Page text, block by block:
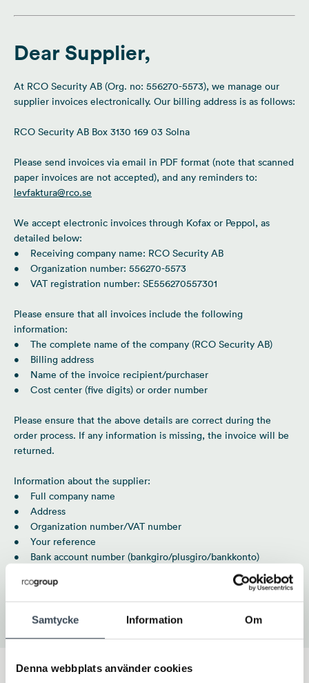
Samtycke Information Om
Denna webbplats använder cookies
Dear Supplier,
At RCO Security AB (Org. no: 556270-5573), we manage our
supplier invoices electronically. Our billing address is as follows:
RCO Security AB Box 3130 169 03 Solna
Please send invoices via email in PDF format (note that scanned
paper invoices are not accepted), and any reminders to:
levfaktura@rco.se
We accept electronic invoices through Kofax or Peppol, as
detailed below:
• Receiving company name: RCO Security AB
• Organization number: 556270-5573
• VAT registration number: SE556270557301
Please ensure that all invoices include the following
information:
• The complete name of the company (RCO Security AB)
• Billing address
• Name of the invoice recipient/purchaser
• Cost center (five digits) or order number
Please ensure that the above details are correct during the
order process. If any information is missing, the invoice will be
returned.
Information about the supplier:
• Full company name
• Address
• Organization number/VAT number
• Your reference
• Bank account number (bankgiro/plusgiro/bankkonto)
For any inquiries, please contact us at:ekonomi@rcogroup.com